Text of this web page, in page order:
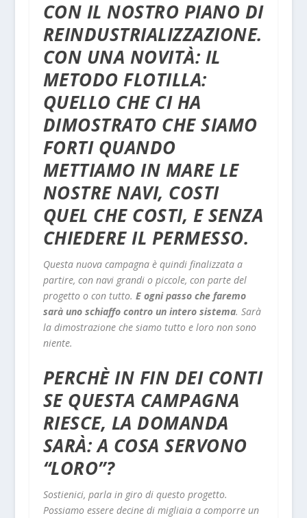
CON IL NOSTRO PIANO DI
REINDUSTRIALIZZAZIONE.
CON UNA NOVITÀ: IL
METODO FLOTILLA:
QUELLO CHE CI HA
DIMOSTRATO CHE SIAMO
FORTI QUANDO
METTIAMO IN MARE LE
NOSTRE NAVI, COSTI
QUEL CHE COSTI, E SENZA
CHIEDERE IL PERMESSO.
Questa nuova campagna è quindi finalizzata a
partire, con navi grandi o piccole, con parte del
progetto o con tutto. E ogni passo che faremo
sarà uno schiaffo contro un intero sistema. Sarà
la dimostrazione che siamo tutto e loro non sono
niente.
PERCHÈ IN FIN DEI CONTI
SE QUESTA CAMPAGNA
RIESCE, LA DOMANDA
SARÀ: A COSA SERVONO
“LORO”?
Sostienici, parla in giro di questo progetto.
Possiamo essere decine di migliaia a comporre un